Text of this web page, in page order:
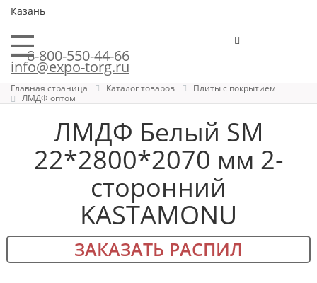
Казань
8-800-550-44-66
info@expo-torg.ru
Главная страница Каталог товаров
Плиты с покрытием
ЛМДФ оптом
ЛМДФ Белый SM
22*2800*2070 мм 2-
сторонний
KASTAMONU
ЗАКАЗАТЬ РАСПИЛ